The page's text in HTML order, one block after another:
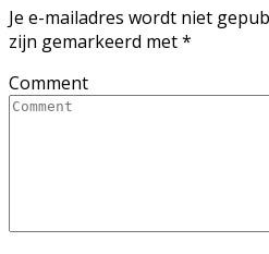
Je e-mailadres wordt niet
zijn gemarkeerd met*
Comment